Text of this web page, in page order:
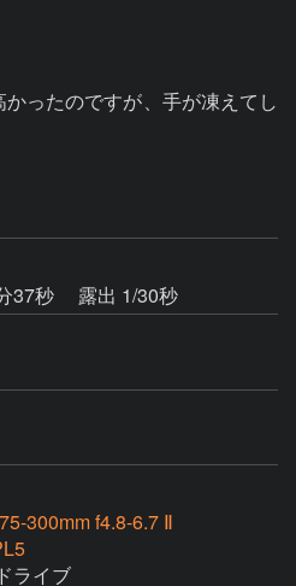
ったのですが、手が凍えてし
37秒
露出 1/30秒
300mm f4.8-6.7 Ⅱ
ライブ